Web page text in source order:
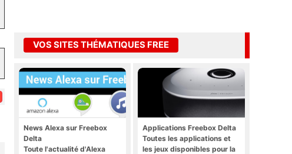
VOS SITES THÉMATIQUES FREE
News Alexa sur Freebox
Delta
Toute l'actualité d'Alexa
Applications Freebox Delta
Toutes les applications et
les jeux disponibles pour la